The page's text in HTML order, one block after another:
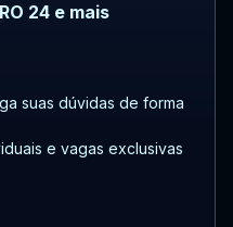
24 e mais
suas dúvidas de forma
e vagas exclusivas